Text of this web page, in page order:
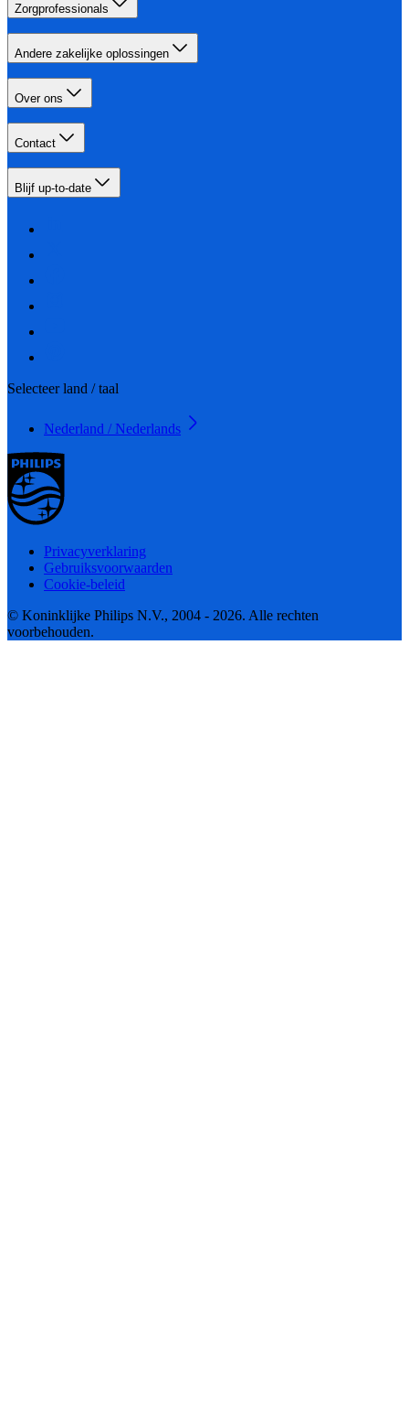
Zorgprofessionals
Andere zakelijke oplossingen
Over ons
Contact
Blijf up-to-date
Selecteer land / taal
Nederland / Nederlands
Privacyverklaring
Gebruiksvoorwaarden
Cookie-beleid
© Koninklijke Philips N.V., 2004 - 2026. Alle rechten
voorbehouden.